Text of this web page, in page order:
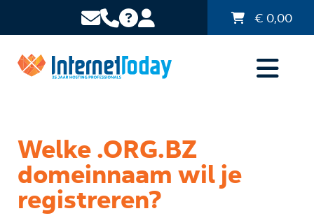
€ 0,00
Welke .ORG.BZ
domeinnaam wil je
registreren?